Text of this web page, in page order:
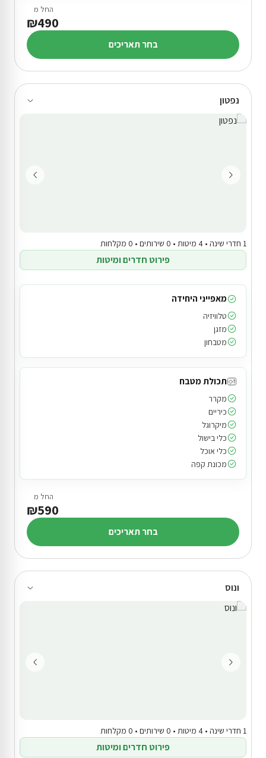
החל מ
₪490
בחר תאריכים
נפטון
1 חדרי שינה • 4 מיטות • 0 שירותים • 0 מקלחות
פירוט חדרים ומיטות
מאפייני היחידה
טלוויזיה
מזגן
מטבחון
תכולת מטבח
מקרר
כיריים
מיקרוגל
כלי בישול
כלי אוכל
מכונת קפה
החל מ
₪590
בחר תאריכים
ונוס
1 חדרי שינה • 4 מיטות • 0 שירותים • 0 מקלחות
פירוט חדרים ומיטות